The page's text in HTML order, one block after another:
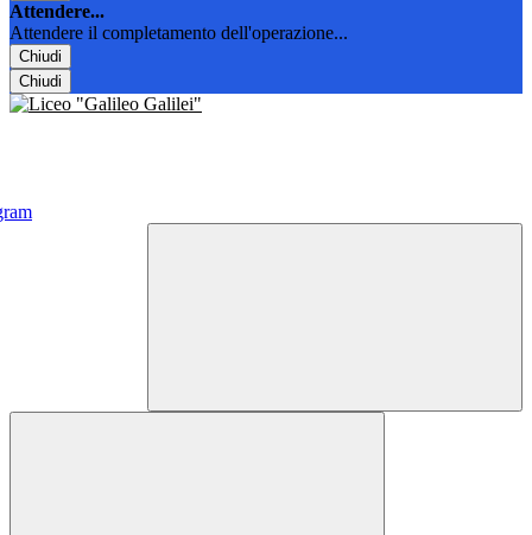
Attendere...
Attendere il completamento dell'operazione...
Chiudi
Chiudi